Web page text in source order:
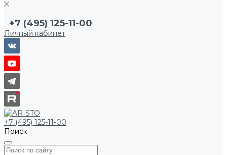
+7 (495) 125-11-00
Личный кабинет
+7 (495) 125-11-00
Поиск